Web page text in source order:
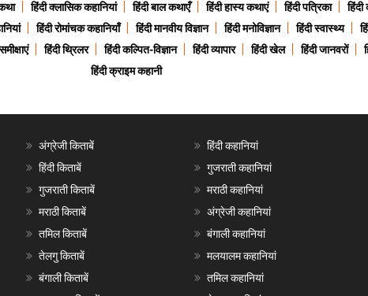
हिंदी क्लासिक कहानियां हिंदी बाल कथाएँ हिंदी हास्य कथाएं हिंदी पत्रिका हिंदी
हिंदी रोमांचक कहानियाँ हिंदी मानवीय विज्ञान हिंदी मनोविज्ञान हिंदी स्वास्थ्य
हिंदी थ्रिलर हिंदी कल्पित-विज्ञान हिंदी व्यापार हिंदी खेल हिंदी जानवरों
हिंदी क्राइम कहानी
अंग्रेजी किताबें
हिंदी किताबें
गुजराती किताबें
मराठी किताबें
तमिल किताबें
तेलगु किताबें
बंगाली किताबें
हिंदी कहानियां
गुजराती कहानियां
मराठी कहानियां
अंग्रेजी कहानियां
बंगाली कहानियां
मलयालम कहानियां
तमिल कहानियां